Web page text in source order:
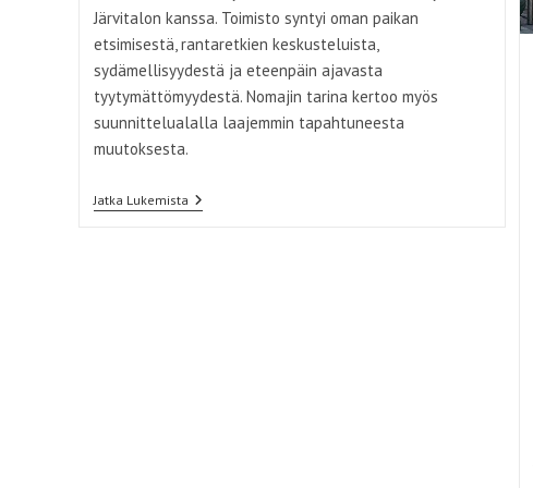
Järvitalon kanssa. Toimisto syntyi oman paikan
etsimisestä, rantaretkien keskusteluista,
sydämellisyydestä ja eteenpäin ajavasta
tyytymättömyydestä. Nomajin tarina kertoo myös
suunnittelualalla laajemmin tapahtuneesta
muutoksesta.
Jatka LukemistaNomaji
Maisema-